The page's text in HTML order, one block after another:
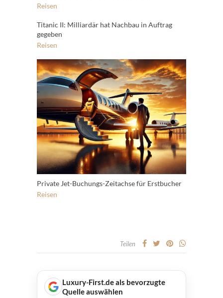
Reisen
Titanic II: Milliardär hat Nachbau in Auftrag
gegeben
Reisen
Private Jet-Buchungs-Zeitachse für Erstbucher
Reisen
Teilen
Luxury-First.de als bevorzugte
Quelle auswählen